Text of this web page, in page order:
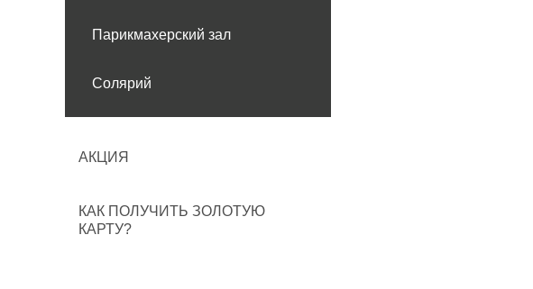
Парикмахерский зал
Солярий
АКЦИЯ
КАК ПОЛУЧИТЬ ЗОЛОТУЮ
КАРТУ?